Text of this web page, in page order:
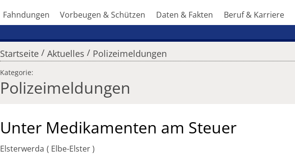
Fahndungen Vorbeugen & Schützen Daten & Fakten Beruf & Karriere
Startseite / Aktuelles / Polizeimeldungen
Kategorie:
Polizeimeldungen
Unter Medikamenten am Steuer
Elsterwerda Elbe-Elster